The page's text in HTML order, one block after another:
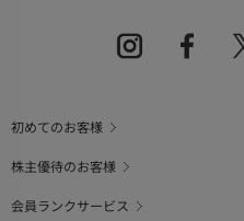
初めてのお客様
株主優待のお客様
会員ランクサービス